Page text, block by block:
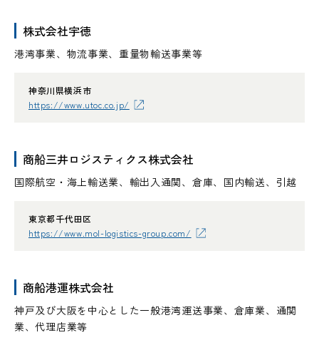
株式会社宇徳
港湾事業、物流事業、重量物輸送事業等
神奈川県横浜市
https://www.utoc.co.jp/
商船三井ロジスティクス株式会社
国際航空・海上輸送業、輸出入通関、倉庫、国内輸送、引越
東京都千代田区
https://www.mol-logistics-group.com/
商船港運株式会社
神戸及び大阪を中心とした一般港湾運送事業、倉庫業、通関
業、代理店業等